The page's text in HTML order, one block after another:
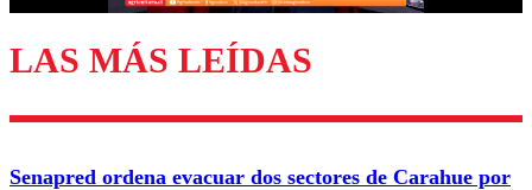
Enviar comentario
LAS MÁS LEÍDAS
Senapred ordena evacuar dos sectores de Carahue por